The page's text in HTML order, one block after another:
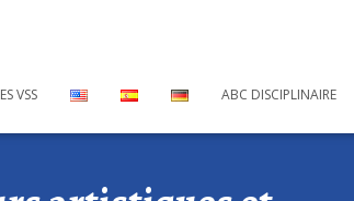
VSS ABC DISCIPLINAIRE